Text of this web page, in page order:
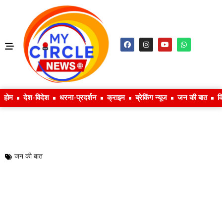
होम देश-विदेश धरना-प्रदर्शन क्राइम ब्रेकिंग न्यूज जन की बात
जन की बात